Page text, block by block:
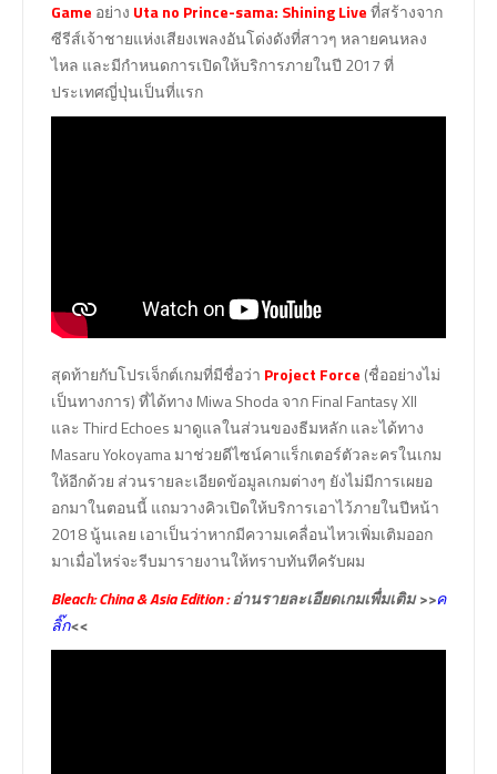
Game อย่าง Uta no Prince-sama: Shining Liveที่สร้างจาก
ซีรีส์เจ้าชายแห่งเสียงเพลงอันโด่งดังที่สาวๆ หลายคนหลง
ไหล และมีกำหนดการเปิดให้บริการภายในปี 2017 ที่
ประเทศญี่ปุ่นเป็นที่แรก
สุดท้ายกับโปรเจ็กต์เกมที่มีชื่อว่า Project Force (ชื่ออย่างไม่
เป็นทางการ) ที่ได้ทาง Miwa Shoda จาก Final Fantasy XII
และ Third Echoes มาดูแลในส่วนของธีมหลัก และได้ทาง
Masaru Yokoyama มาช่วยดีไซน์คาแร็กเตอร์ตัวละครในเกม
ให้อีกด้วย ส่วนรายละเอียดข้อมูลเกมต่างๆ ยังไม่มีการเผยอ
อกมาในตอนนี้ แถมวางคิวเปิดให้บริการเอาไว้ภายในปีหน้า
2018 นู้นเลย เอาเป็นว่าหากมีความเคลื่อนไหวเพิ่มเติมออก
มาเมื่อไหร่จะรีบมารายงานให้ทราบทันทีครับผม
Bleach: China & Asia Edition:อ่านรายละเอียดเกมเพื่มเติม >>ค
ลิ๊ก<<